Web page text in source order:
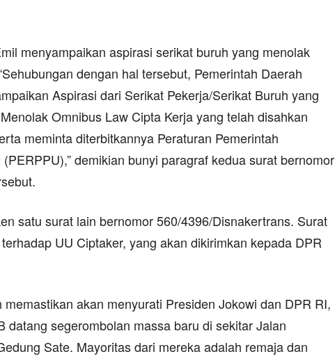
menyampaikan aspirasi serikat buruh yang menolak
dengan hal tersebut, Pemerintah Daerah
Aspirasi dari Serikat Pekerja/Serikat Buruh yang
Omnibus Law Cipta Kerja yang telah disahkan
meminta diterbitkannya Peraturan Pemerintah
demikian bunyi paragraf kedua surat bernomor
satu surat lain bernomor 560/4396/Disnakertrans. Surat
UU Ciptaker, yang akan dikirimkan kepada DPR
akan menyurati Presiden Jokowi dan DPR RI,
datang segerombolan massa baru di sekitar Jalan
Sate. Mayoritas dari mereka adalah remaja dan